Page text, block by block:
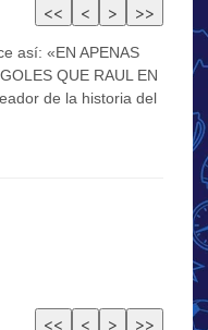
así: «EN APENAS
QUE RAUL EN
de la historia del